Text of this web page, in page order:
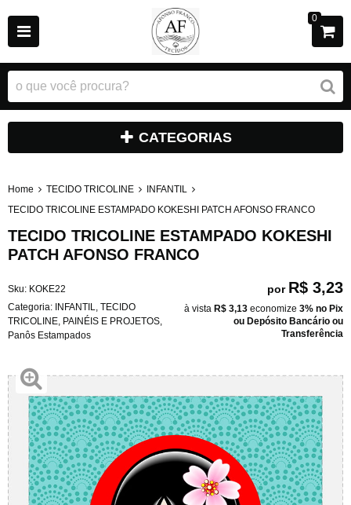
0
CATEGORIAS
Home TECIDO TRICOLINE
INFANTIL
TECIDO TRICOLINE ESTAMPADO KOKESHI PATCH AFONSO FRANCO
TECIDO TRICOLINE ESTAMPADO KOKESHI
PATCH AFONSO FRANCO
Sku: KOKE22
Categoria: INFANTIL
TECIDO
TRICOLINE PAINÉIS E PROJETOS
Panôs Estampados
por R$ 3,23
à vista R$ 3,13 economize 3% no Pix
ou Depósito Bancário ou
Transferência